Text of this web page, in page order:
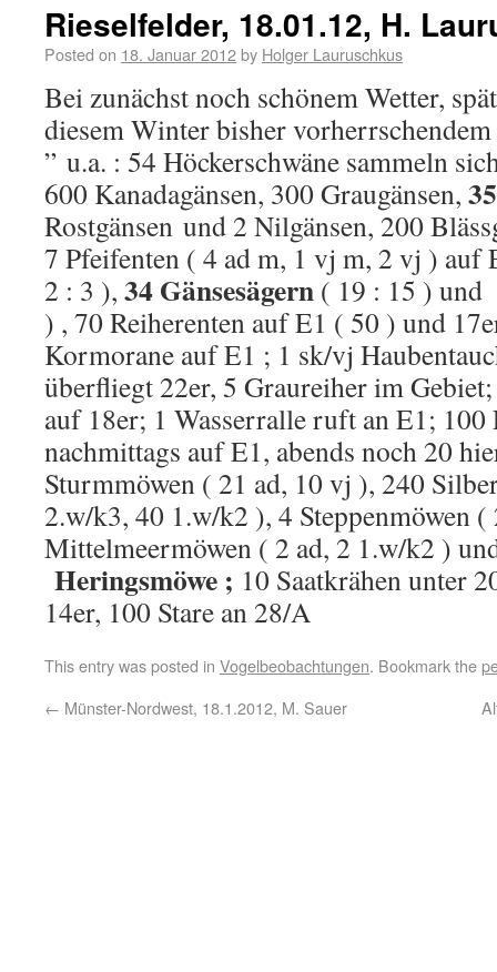
Rieselfelder, 18.01.12, H.
Posted on 18. Januar 2012by Holger Lauruschkus
Bei zunächst noch schönem Wetter,
diesem Winter bisher
” u.a. : 54 Höckerschwäne sammeln
600 Kanadagänsen, 300 Graugänsen,
Rostgänsen und 2 Nilgänsen, 200
7 Pfeifenten ( 4 ad m, 1 vj m, 2 vj )
2 : 3 ), 34 Gänsesägern ( 19 : 15 ) und
) , 70 Reiherenten auf E1 ( 50 ) und
Kormorane auf E1 ; 1 sk/vj
überfliegt 22er, 5 Graureiher im
auf 18er; 1 Wasserralle ruft an E1; 100
nachmittags auf E1, abends noch 20
Sturmmöwen ( 21 ad, 10 vj ), 240
2.w/k3, 40 1.w/k2 ), 4 Steppenmöwen
Mittelmeermöwen ( 2 ad, 2 1.w/k2 )
Heringsmöwe ; 10 Saatkrähen unter
14er, 100 Stare an 28/A
This entry was posted in Vogelbeobachtungen. Bookmark the
← Münster-Nordwest, 18.1.2012, M. Sauer